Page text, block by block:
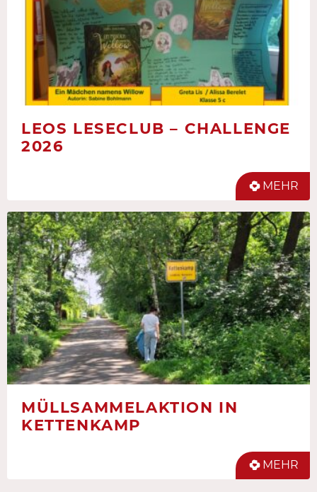
LEOS LESECLUB – CHALLENGE
2026
MEHR
MÜLLSAMMELAKTION IN
KETTENKAMP
MEHR